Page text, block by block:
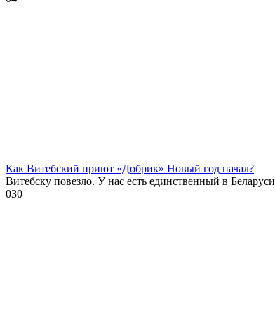
Как Витебский приют «Добрик» Новый год начал?
Витебску повезло. У нас есть единственный в Беларуси
030